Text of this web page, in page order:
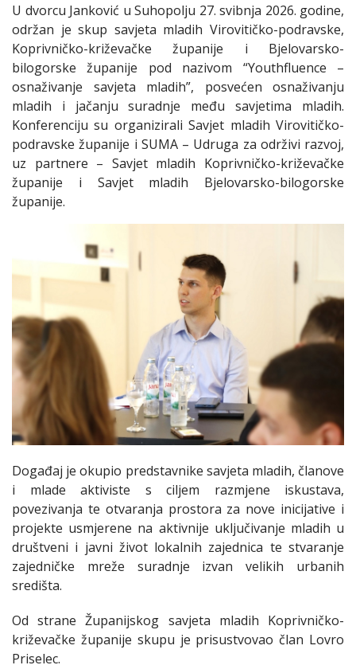
U dvorcu Janković u Suhopolju 27. svibnja 2026. godine,
održan je skup savjeta mladih Virovitičko-podravske,
Koprivničko-križevačke županije i Bjelovarsko-
bilogorske županije pod nazivom “Youthfluence –
osnaživanje savjeta mladih”, posvećen osnaživanju
mladih i jačanju suradnje među savjetima mladih.
Konferenciju su organizirali Savjet mladih Virovitičko-
podravske županije i SUMA – Udruga za održivi razvoj,
uz partnere – Savjet mladih Koprivničko-križevačke
županije i Savjet mladih Bjelovarsko-bilogorske
županije.
Događaj je okupio predstavnike savjeta mladih, članove
i mlade aktiviste s ciljem razmjene iskustava,
povezivanja te otvaranja prostora za nove inicijative i
projekte usmjerene na aktivnije uključivanje mladih u
društveni i javni život lokalnih zajednica te stvaranje
zajedničke mreže suradnje izvan velikih urbanih
središta.
Od strane Županijskog savjeta mladih Koprivničko-
križevačke županije skupu je prisustvovao član Lovro
Priselec.